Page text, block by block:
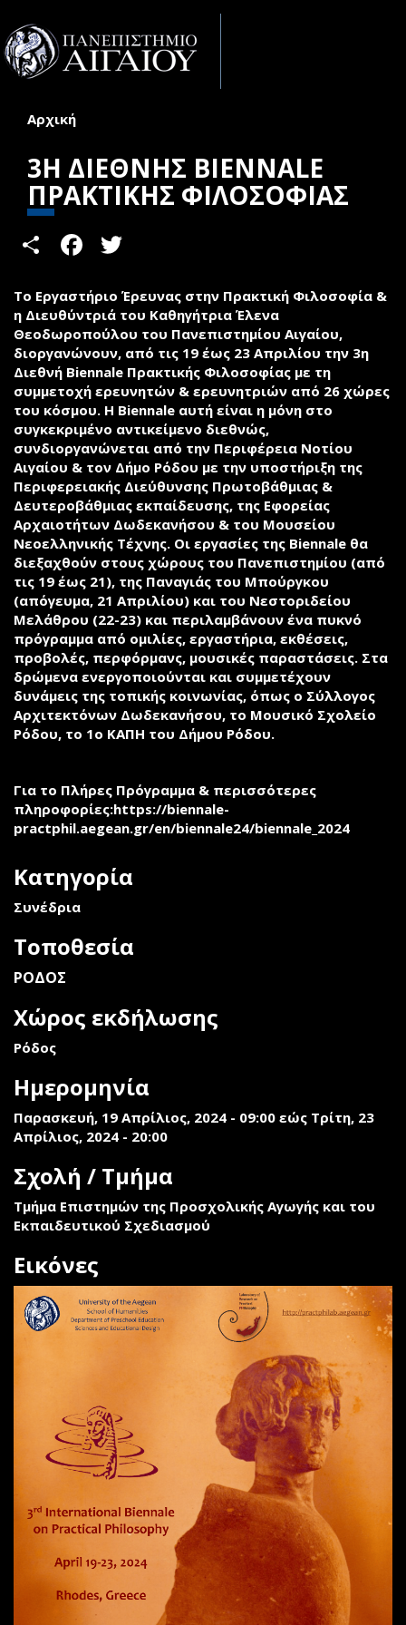
Παράκαμψη προς το κυρίως περιεχόμενο
Είστε εδώ
Αρχική
3Η ΔΙΕΘΝΗΣ BIENNALE
ΠΡΑΚΤΙΚΗΣ ΦΙΛΟΣΟΦΙΑΣ
ShareFacebook
Το Εργαστήριο Έρευνας στην Πρακτική Φιλοσοφία &
η Διευθύντριά του Καθηγήτρια Έλενα
Θεοδωροπούλου του Πανεπιστημίου Αιγαίου,
διοργανώνουν, από τις 19 έως 23 Απριλίου την 3η
Διεθνή Biennale Πρακτικής Φιλοσοφίας με τη
συμμετοχή ερευνητών & ερευνητριών από 26 χώρες
του κόσμου. Η Βiennale αυτή είναι η μόνη στο
συγκεκριμένο αντικείμενο διεθνώς,
συνδιοργανώνεται από την Περιφέρεια Νοτίου
Αιγαίου & τον Δήμο Ρόδου με την υποστήριξη της
Περιφερειακής Διεύθυνσης Πρωτοβάθμιας &
Δευτεροβάθμιας εκπαίδευσης, της Εφορείας
Αρχαιοτήτων Δωδεκανήσου & του Μουσείου
Νεοελληνικής Τέχνης. Οι εργασίες της Biennale θα
διεξαχθούν στους χώρους του Πανεπιστημίου (από
τις 19 έως 21), της Παναγιάς του Μπούργκου
(απόγευμα, 21 Απριλίου) και του Νεστοριδείου
Μελάθρου (22-23) και περιλαμβάνουν ένα πυκνό
πρόγραμμα από ομιλίες, εργαστήρια, εκθέσεις,
προβολές, περφόρμανς, μουσικές παραστάσεις. Στα
δρώμενα ενεργοποιούνται και συμμετέχουν
δυνάμεις της τοπικής κοινωνίας, όπως ο Σύλλογος
Αρχιτεκτόνων Δωδεκανήσου, το Μουσικό Σχολείο
Ρόδου, το 1ο ΚΑΠΗ του Δήμου Ρόδου.
Για το Πλήρες Πρόγραμμα & περισσότερες
πληροφορίες:https://biennale-
practphil.aegean.gr/en/biennale24/biennale_2024
Κατηγορία
Συνέδρια
Τοποθεσία
ΡΟΔΟΣ
Χώρος εκδήλωσης
Ρόδος
Ημερομηνία
Παρασκευή, 19 Απρίλιος, 2024 - 09:00 εώς Τρίτη, 23
Απρίλιος, 2024 - 20:00
Σχολή / Τμήμα
Τμήμα Επιστημών της Προσχολικής Αγωγής και του
Εκπαιδευτικού Σχεδιασμού
Εικόνες